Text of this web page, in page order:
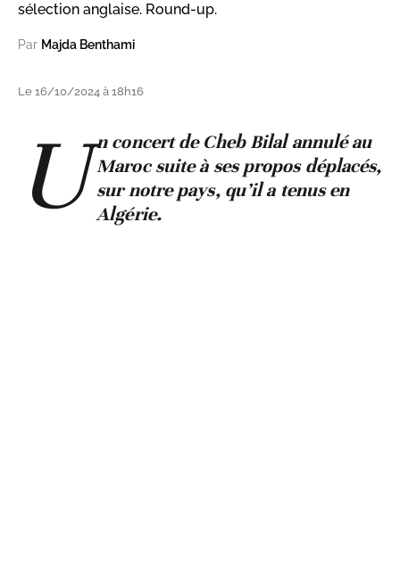
sélection anglaise. Round-up.
Par Majda Benthami
Le 16/10/2024 à 18h16
U n concert de Cheb Bilal annulé au
Maroc suite à ses propos déplacés,
sur notre pays, qu’il a tenus en
Algérie.